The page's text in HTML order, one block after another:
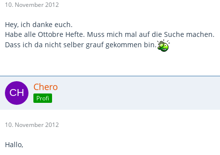
10. November 2012
Hey, ich danke euch.
Habe alle Ottobre Hefte. Muss mich mal auf die Suche machen.
Dass ich da nicht selber grauf gekommen bin.
Chero
Profi
10. November 2012
Hallo,